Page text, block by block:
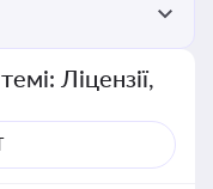
Ліцензії,